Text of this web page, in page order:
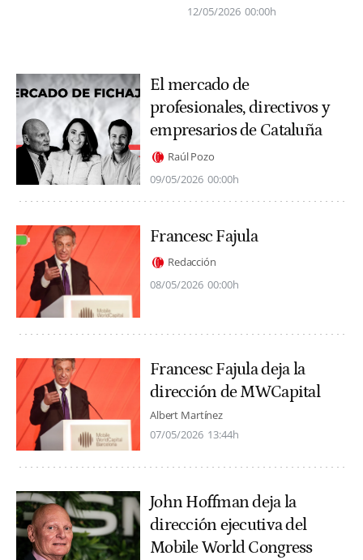
12/05/2026 00:00h
El mercado de
profesionales, directivos y
empresarios de Cataluña
Raúl Pozo
09/05/2026 00:00h
Francesc Fajula
Redacción
08/05/2026 00:00h
Francesc Fajula deja la
dirección de MWCapital
Albert Martínez
07/05/2026 13:44h
John Hoffman deja la
dirección ejecutiva del
Mobile World Congress